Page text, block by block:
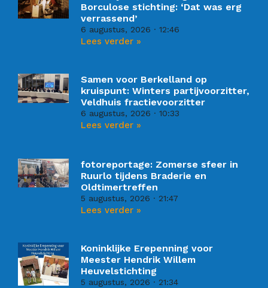
Borculose stichting: ‘Dat was erg
verrassend’
6 augustus, 2026 12:46
Lees verder »
Samen voor Berkelland op
kruispunt: Winters partijvoorzitter,
Veldhuis fractievoorzitter
6 augustus, 2026 10:33
Lees verder »
fotoreportage: Zomerse sfeer in
Ruurlo tijdens Braderie en
Oldtimertreffen
5 augustus, 2026 21:47
Lees verder »
Koninklijke Erepenning voor
Meester Hendrik Willem
Heuvelstichting
5 augustus, 2026 21:34